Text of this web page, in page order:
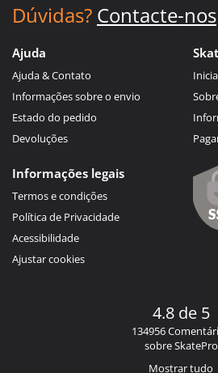
Dúvidas? Contacte-nos
Ajuda
Ajuda & Contato
Informações sobre o envio
Estado do pedido
Devoluções
Informações legais
Termos e condições
Política de Privacidade
Acessibilidade
Ajustar cookies
4.8 de 5
134956
sobre SkatePro
Mostrar tudo